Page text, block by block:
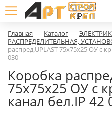
Главная — Каталог —
РАСПРЕДЕЛИТЕЛЬНАЯ,
распред.UPLAST 75х75х25 ОУ с
030
Коробка
75х75х25 ОУ с
канал бел.IP 42